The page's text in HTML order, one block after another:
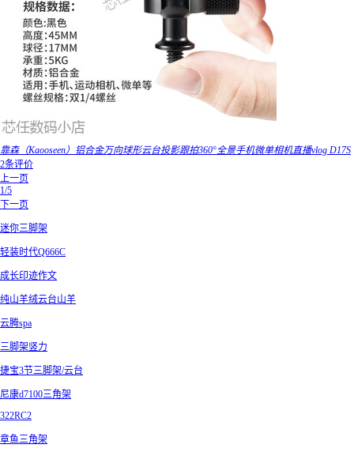
靠森（Kaooseen）铝合金万向球形云台投影跟拍360°全景手机微单相机直播vlog D17S
2条评价
上一页
1/5
下一页
迷你三脚架
轻装时代Q666C
成长印迹作文
纯山羊绒云台山羊
云腾spa
三脚架竖力
捷宝3节三脚架/云台
尼康d7100三角架
322RC2
章鱼三角架